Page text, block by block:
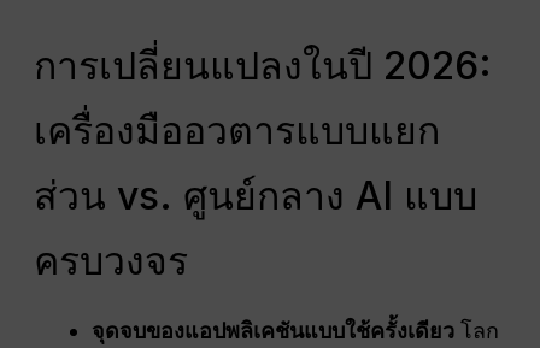
การเปลี่ยนแปลงในปี 2026:
เครื่องมืออวตารแบบแยก
ส่วน vs. ศูนย์กลาง AI แบบ
ครบวงจร
จุดจบของแอปพลิเคชันแบบใช้ครั้งเดียว โลก